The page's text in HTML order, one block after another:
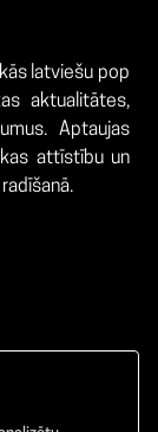
latviešu pop
aktualitātes,
Aptaujas
attīstību un